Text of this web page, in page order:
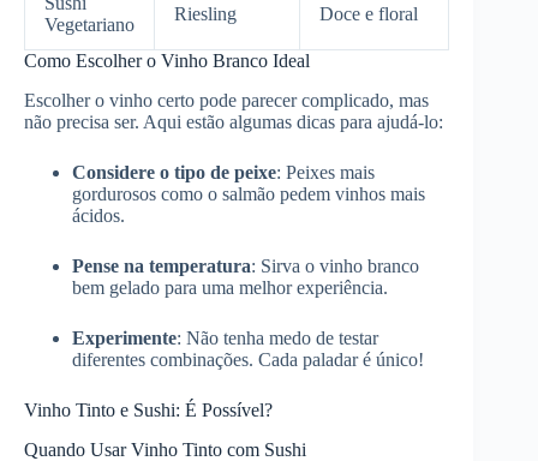
Vegetariano
Riesling Doce e floral
Como Escolher o Vinho Branco Ideal
Escolher o vinho certo pode parecer complicado, mas
não precisa ser. Aqui estão algumas dicas para ajudá-lo:
Considere o tipo de peixe: Peixes mais
gordurosos como o salmão pedem vinhos mais
ácidos.
Pense na temperatura: Sirva o vinho branco
bem gelado para uma melhor experiência.
Experimente: Não tenha medo de testar
diferentes combinações. Cada paladar é único!
Vinho Tinto e Sushi: É Possível?
Quando Usar Vinho Tinto com Sushi